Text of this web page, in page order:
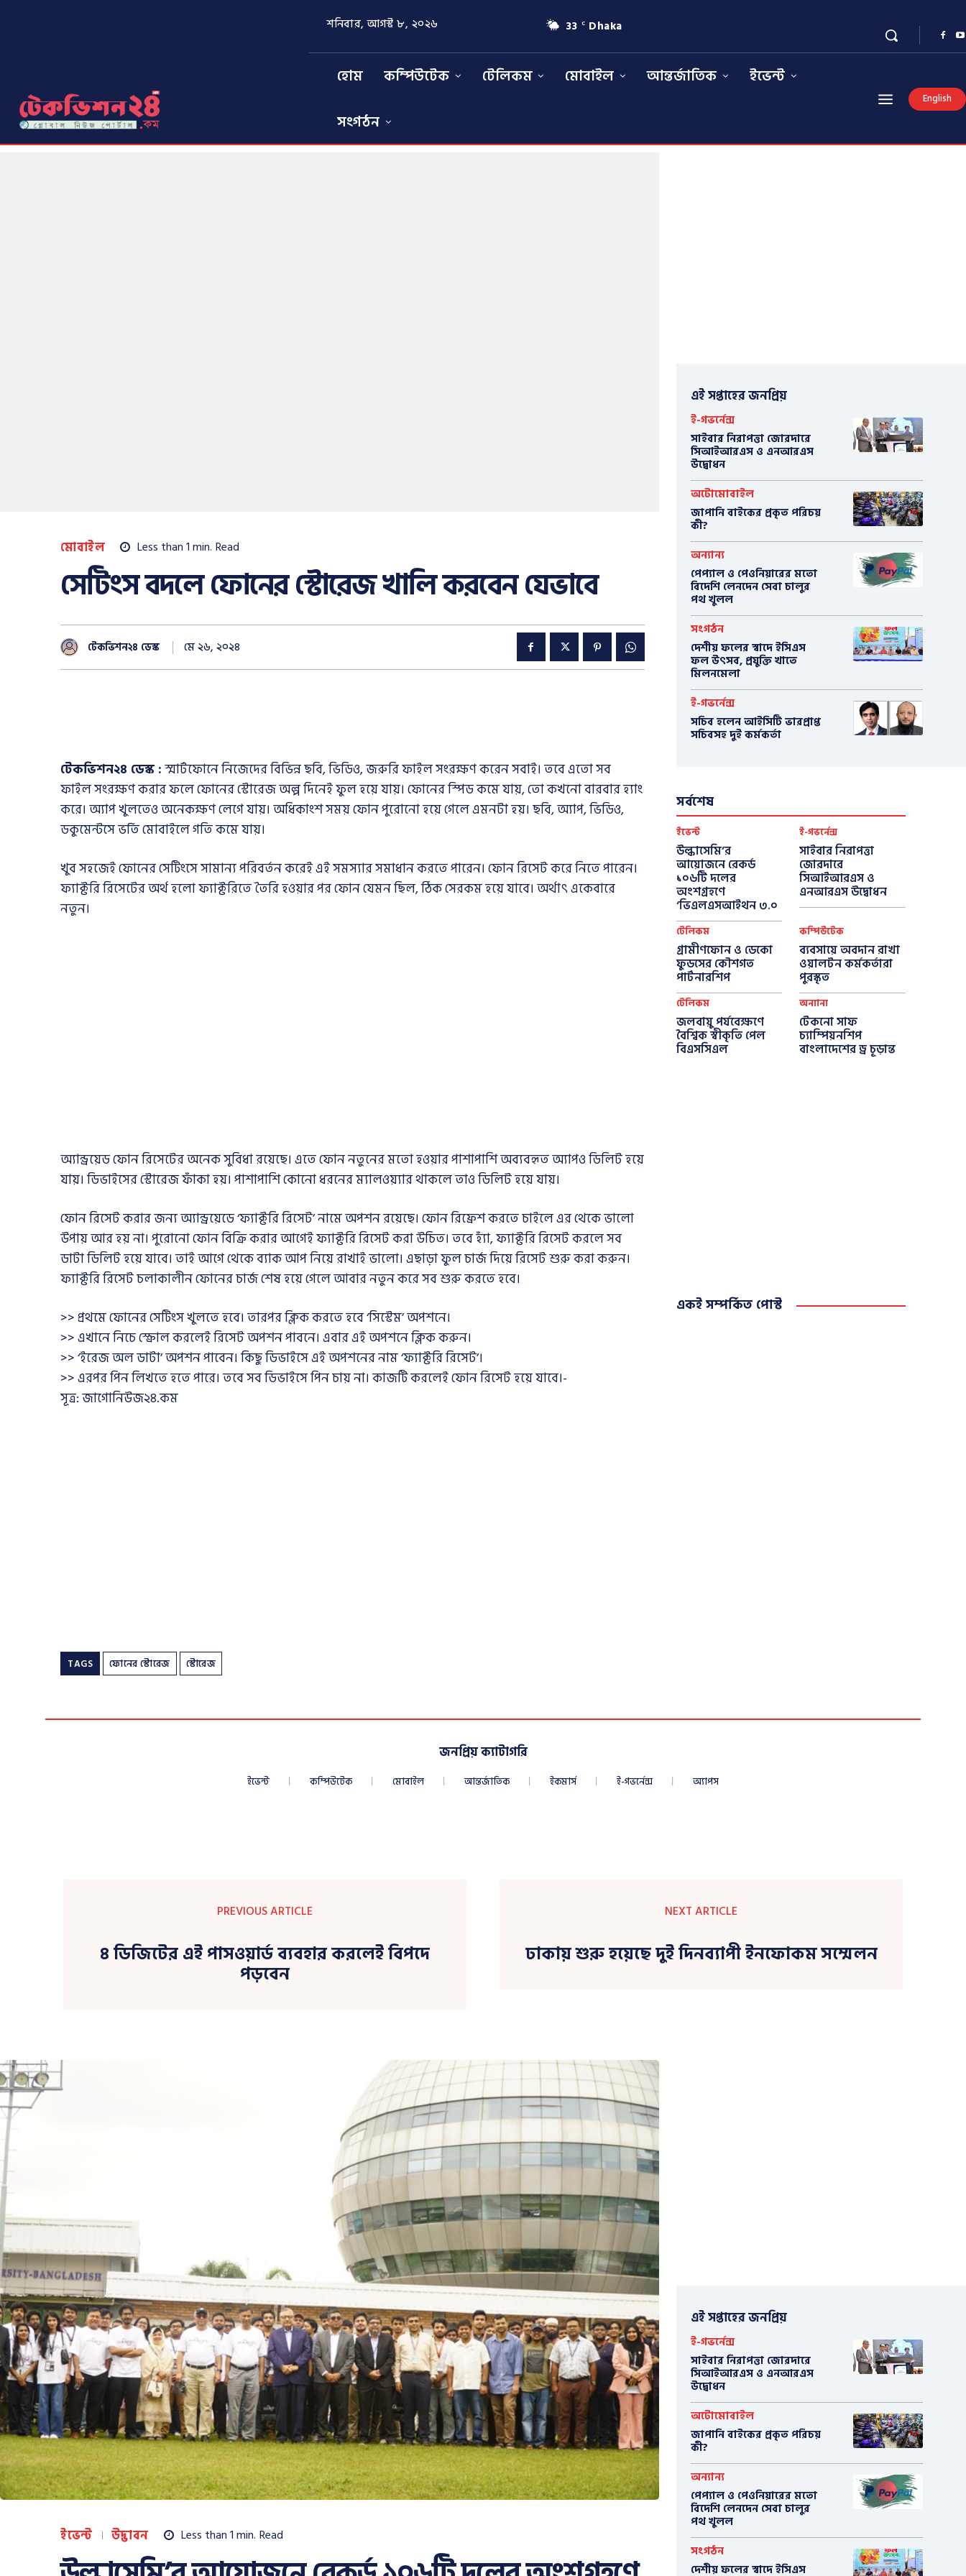
শনিবার, আগস্ট ৮, ২০২৬ 33 C Dhaka
হোম কম্পিউটেক টেলিকম মোবাইল আন্তর্জাতিক
ইভেন্ট
সংগঠন
English
মোবাইল Less than 1min. Read
সেটিংস বদলে ফোনের স্টোরেজ খালি করবেন যেভাবে
টেকভিশন২৪ ডেস্ক মে ২৬, ২০২৪
টেকভিশন২৪ ডেস্ক :স্মার্টফোনে নিজেদের বিভিন্ন ছবি, ভিডিও, জরুরি ফাইল সংরক্ষণ করেন সবাই। তবে এতো সব
ফাইল সংরক্ষণ করার ফলে ফোনের স্টোরেজ অল্প দিনেই ফুল হয়ে যায়। ফোনের স্পিড কমে যায়, তো কখনো বারবার হ্যাং
করে। অ্যাপ খুলতেও অনেকক্ষণ লেগে যায়। অধিকাংশ সময় ফোন পুরোনো হয়ে গেলে এমনটা হয়। ছবি, অ্যাপ, ভিডিও,
ডকুমেন্টসে ভর্তি মোবাইলে গতি কমে যায়।
খুব সহজেই ফোনের সেটিংসে সামান্য পরিবর্তন করেই এই সমস্যার সমাধান করতে পারেন। ফোন রিসেট করে নিতে পারেন।
ফ্যাক্টরি রিসেটের অর্থ হলো ফ্যাক্টরিতে তৈরি হওয়ার পর ফোন যেমন ছিল, ঠিক সেরকম হয়ে যাবে। অর্থাৎ একেবারে
নতুন।
অ্যান্ড্রয়েড ফোন রিসেটের অনেক সুবিধা রয়েছে। এতে ফোন নতুনের মতো হওয়ার পাশাপাশি অব্যবহৃত অ্যাপও ডিলিট হয়ে
যায়। ডিভাইসের স্টোরেজ ফাঁকা হয়। পাশাপাশি কোনো ধরনের ম্যালওয়্যার থাকলে তাও ডিলিট হয়ে যায়।
ফোন রিসেট করার জন্য অ্যান্ড্রয়েডে ‘ফ্যাক্টরি রিসেট’ নামে অপশন রয়েছে। ফোন রিফ্রেশ করতে চাইলে এর থেকে ভালো
উপায় আর হয় না। পুরোনো ফোন বিক্রি করার আগেই ফ্যাক্টরি রিসেট করা উচিত। তবে হ্যাঁ, ফ্যাক্টরি রিসেট করলে সব
ডাটা ডিলিট হয়ে যাবে। তাই আগে থেকে ব্যাক আপ নিয়ে রাখাই ভালো। এছাড়া ফুল চার্জ দিয়ে রিসেট শুরু করা করুন।
ফ্যাক্টরি রিসেট চলাকালীন ফোনের চার্জ শেষ হয়ে গেলে আবার নতুন করে সব শুরু করতে হবে।
>> প্রথমে ফোনের সেটিংস খুলতে হবে। তারপর ক্লিক করতে হবে ‘সিস্টেম’ অপশনে।
>> এখানে নিচে স্ক্রোল করলেই রিসেট অপশন পাবনে। এবার এই অপশনে ক্লিক করুন।
>> ‘ইরেজ অল ডাটা’ অপশন পাবেন। কিছু ডিভাইসে এই অপশনের নাম ‘ফ্যাক্টরি রিসেট’।
>> এরপর পিন লিখতে হতে পারে। তবে সব ডিভাইসে পিন চায় না। কাজটি করলেই ফোন রিসেট হয়ে যাবে।-
সূত্র: জাগোনিউজ২৪.কম
TAGS ফোনের স্টোরেজ স্টোরেজ
এই সপ্তাহের জনপ্রিয়
ই-গভর্নেন্স
সাইবার নিরাপত্তা জোরদারে
সিআইআরএস ও এনআরএস
উদ্বোধন
অটোমোবাইল
​জাপানি বাইকের প্রকৃত পরিচয়
কী?
অন্যান্য
পেপ্যাল ও পেওনিয়ারের মতো
বিদেশি লেনদেন সেবা চালুর
পথ খুলল
সংগঠন
দেশীয় ফলের স্বাদে ইসিএস
ফল উৎসব, প্রযুক্তি খাতে
মিলনমেলা
ই-গভর্নেন্স
সচিব হলেন আইসিটি ভারপ্রাপ্ত
সচিবসহ দুই কর্মকর্তা
সর্বশেষ
ইভেন্ট
উল্কাসেমি’র
আয়োজনে রেকর্ড
১০৬টি দলের
অংশগ্রহণে
‘ভিএলএসআইথন ৩.০
ই-গভর্নেন্স
সাইবার নিরাপত্তা
জোরদারে
সিআইআরএস ও
এনআরএস উদ্বোধন
টেলিকম
গ্রামীণফোন ও ডেকো
ফুডসের কৌশগত
পার্টনারশিপ
কম্পিউটেক
ব্যবসায়ে অবদান রাখা
ওয়ালটন কর্মকর্তারা
পুরস্কৃত
টেলিকম
জলবায়ু পর্যবেক্ষণে
বৈশ্বিক স্বীকৃতি পেল
বিএসসিএল
অন্যান্য
টেকনো সাফ
চ্যাম্পিয়নশিপ
বাংলাদেশের ড্র চূড়ান্ত
একই সম্পর্কিত পোস্ট
জনপ্রিয় ক্যাটাগরি
ইভেন্ট কম্পিউটেক মোবাইল আন্তর্জাতিক ইকমার্স ই-গভর্নেন্স অ্যাপস
PREVIOUS ARTICLE
৪ ডিজিটের এই পাসওয়ার্ড ব্যবহার করলেই বিপদে
পড়বেন
NEXT ARTICLE
ঢাকায় শুরু হয়েছে দুই দিনব্যাপী ইনফোকম সম্মেলন